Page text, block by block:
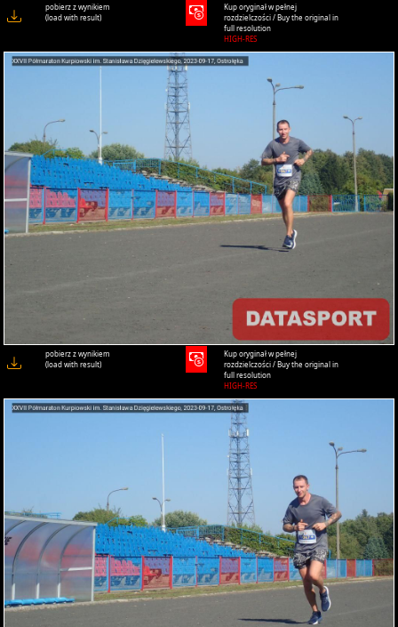
pobierz z wynikiem
(load with result)
Kup oryginał w pełnej
rozdzielczości / Buy the original in
full resolution
HIGH-RES
pobierz z wynikiem
(load with result)
Kup oryginał w pełnej
rozdzielczości / Buy the original in
full resolution
HIGH-RES